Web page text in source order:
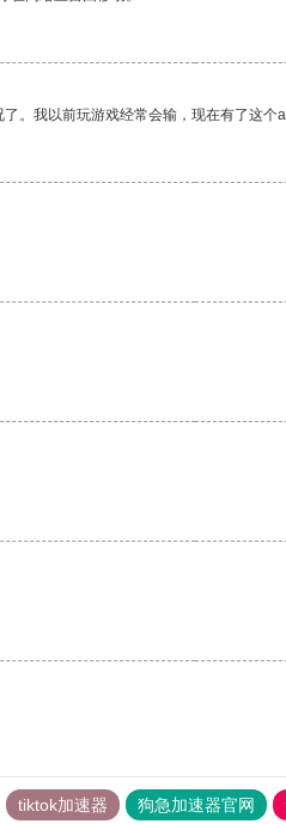
。我以前玩游戏经常会输，现在有了这个
tiktok加速器 狗急加速器官网